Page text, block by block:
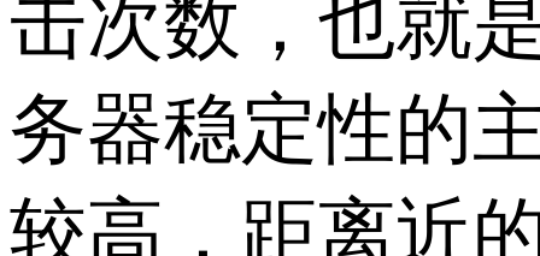
击次数，也就
务器稳定性的
较高，距离近